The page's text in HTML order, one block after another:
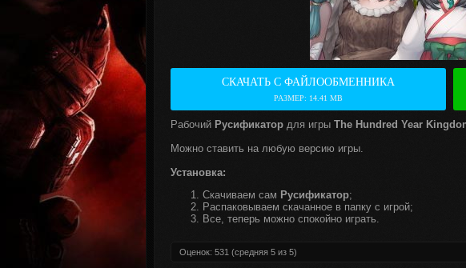
СКАЧАТЬ С ФАЙЛООБМЕННИКА
РАЗМЕР: 14.41 MB
Рабочий Русификатор для игры The Hundred Year
Можно ставить на любую версию игры.
Установка:
Скачиваем сам Русификатор;
Распаковываем скачанное в папку с игрой;
Все, теперь можно спокойно играть.
Оценок: 531 (средняя 5 из 5)